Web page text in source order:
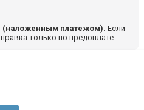
(наложенным платежом). Если
только по предоплате.